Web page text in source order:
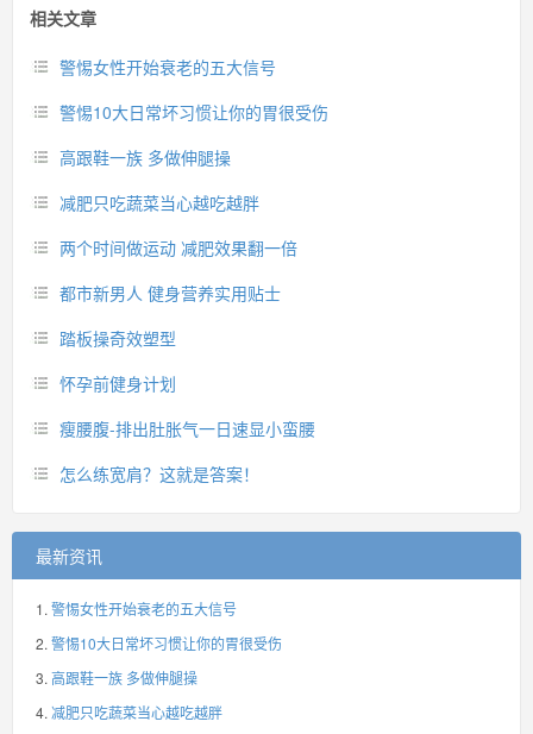
相关文章
警惕女性开始衰老的五大信号
警惕10大日常坏习惯让你的胃很受伤
高跟鞋一族 多做伸腿操
减肥只吃蔬菜当心越吃越胖
两个时间做运动 减肥效果翻一倍
都市新男人 健身营养实用贴士
踏板操奇效塑型
怀孕前健身计划
瘦腰腹-排出肚胀气一日速显小蛮腰
怎么练宽肩？这就是答案！
最新资讯
警惕女性开始衰老的五大信号
警惕10大日常坏习惯让你的胃很受伤
高跟鞋一族 多做伸腿操
减肥只吃蔬菜当心越吃越胖